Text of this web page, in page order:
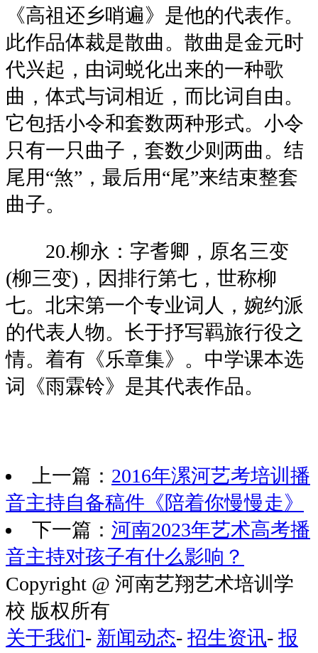
《高祖还乡哨遍》是他的代表作。
此作品体裁是散曲。散曲是金元时
代兴起，由词蜕化出来的一种歌
曲，体式与词相近，而比词自由。
它包括小令和套数两种形式。小令
只有一只曲子，套数少则两曲。结
尾用“煞”，最后用“尾”来结束整套
曲子。
20.柳永：字耆卿，原名三变
(柳三变)，因排行第七，世称柳
七。北宋第一个专业词人，婉约派
的代表人物。长于抒写羁旅行役之
情。着有《乐章集》。中学课本选
词《雨霖铃》是其代表作品。
上一篇： 2016年漯河艺考培训播
音主持自备稿件《陪着你慢慢走》
下一篇： 河南2023年艺术高考播
音主持对孩子有什么影响？
Copyright @ 河南艺翔艺术培训学
校 版权所有
关于我们- 新闻动态- 招生资讯- 报